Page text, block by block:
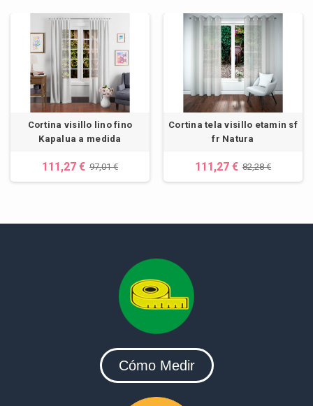
Cortina visillo lino fino
Kapalua a medida
111,27 € 97,01 €
Cortina tela visillo etamin sf
fr Natura
111,27 € 82,28 €
Cómo Medir